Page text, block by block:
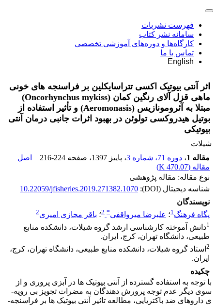
فهرست نشریات
سامانه نشر کتاب
کارگاه‌ها و دوره‌های آموزشی تخصصی
تماس با ما
English
اثر آنتی بیوتیک اکسی تتراسایکلین بر فراسنجه های خونی
ماهی قزل آلای رنگین کمان (Oncorhynchus mykiss)
مبتلا به آئرومونازیس (Aeromonasis) و تأثیر استفاده از
بوتیل هیدروکسی تولوئن در بهبود اثرات جانبی درمان آنتی
بیوتیکی
شیلات
مقاله 1
، دوره 71، شماره 3 ، پاییز 1397 ، صفحه 216-224
اصل
مقاله (470.07 K
)
نوع مقاله: مقاله پژوهشی
شناسه دیجیتال (DOI):
10.22059/jfisheries.2019.271382.1070
نویسندگان
پگاه فرهنگ1؛ علیرضا میرواقفی*
2؛ باقر مجازی امیری2
1دانش آموخته کارشناسی ارشد گروه شیلات، دانشکده منابع
طبیعی، دانشگاه تهران، کرج، ایران.
2 استاد گروه شیلات، دانشکده منابع طبیعی، دانشگاه تهران، کرج،
ایران.
چکیده
با توجه به استفاده گسترده از آنتی­ بیوتیک­ ها در آبزی­ پروری و از
سوی دیگر عدم توجه پرورش­ دهندگان به مضرات تجویز بی­ رویه­
ی دارو­های ضد باکتریایی، مطالعه تاثیر آنتی­ بیوتیک­ ها بر فراسنجه­